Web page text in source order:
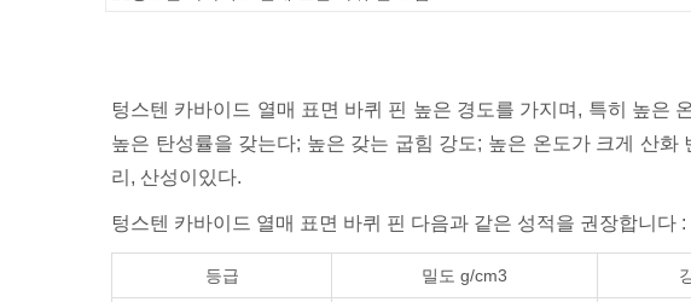
텅스텐 카바이드 열매 표면 바퀴 핀 높은 경도를 가지며, 특히 높은
높은 탄성률을 갖는다; 높은 갖는 굽힘 강도; 높은 온도가 크게 산
리, 산성이있다.
텅스텐 카바이드 열매 표면 바퀴 핀 다음과 같은 성적을 권장합니다 :
등급 밀도 g/cm3